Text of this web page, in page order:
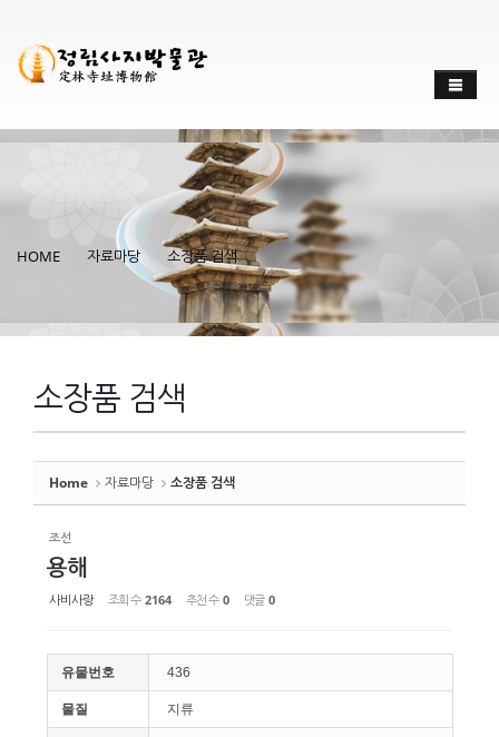
HOME 자료마당 소장품 검색
소장품 검색
Home 자료마당 소장품 검색
조선
용해
사비사랑 조회 수 2164 추천 수 0 댓글 0
유물번호 436
물질 지류
스케치북5
스케치북5